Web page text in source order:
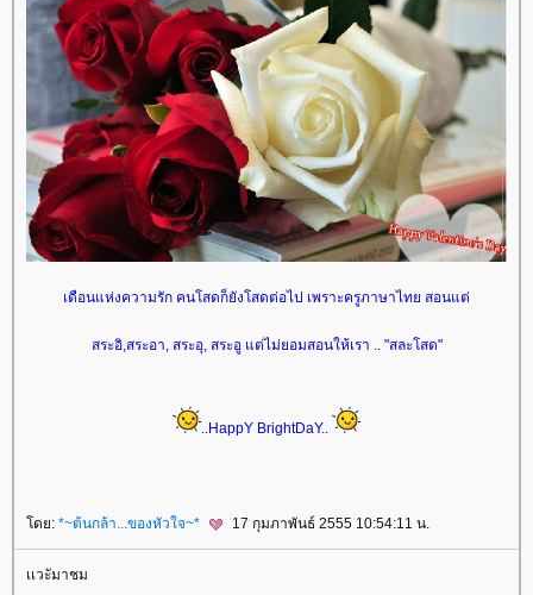
เดือนแห่งความรัก คนโสดก็ยังโสดต่อไป เพราะครูภาษาไทย สอนแต่
สระอิ,สระอา, สระอุ, สระอู แต่ไม่ยอมสอนให้เรา .. "สละโสด"
..HappY BrightDaY..
ดย: *~ต้นกล้า...ของหัวใจ~* 17 กุมภาพันธ์ 2555 10:54:11 น.
เเวะัมาชม